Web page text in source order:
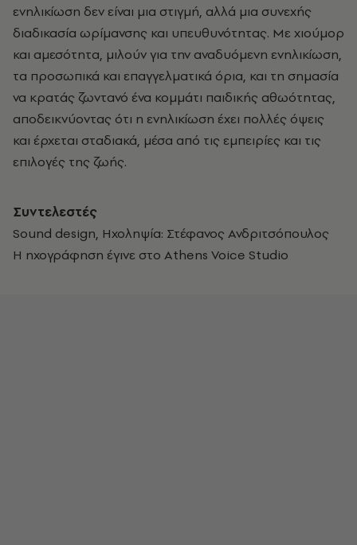
ενηλικίωση δεν είναι μια στιγμή, αλλά μια συνεχής
διαδικασία ωρίμανσης και υπευθυνότητας. Με χιούμορ
και αμεσότητα, μιλούν για την αναδυόμενη ενηλικίωση,
τα προσωπικά και επαγγελματικά όρια, και τη σημασία
να κρατάς ζωντανό ένα κομμάτι παιδικής αθωότητας,
αποδεικνύοντας ότι η ενηλικίωση έχει πολλές όψεις
και έρχεται σταδιακά, μέσα από τις εμπειρίες και τις
επιλογές της ζωής.
Συντελεστές
Sound design, Ηχοληψία: Στέφανος Ανδριτσόπουλος
Η ηχογράφηση έγινε στο Athens Voice Studio